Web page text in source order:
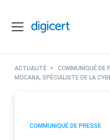
ACTUALITÉ > COMMUNIQUÉ DE
MOCANA, SPÉCIALISTE DE LA
COMMUNIQUÉ DE PRESSE